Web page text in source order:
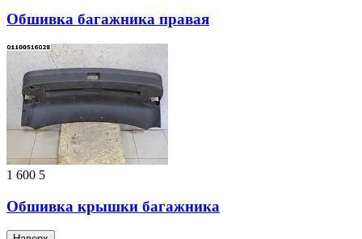
Обшивка багажника правая
1 600 5
Обшивка крышки багажника